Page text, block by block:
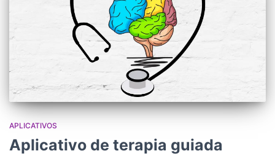
APLICATIVOS
Aplicativo de terapia guiada